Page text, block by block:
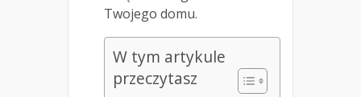
Twojego domu.
W tym artykule
przeczytasz